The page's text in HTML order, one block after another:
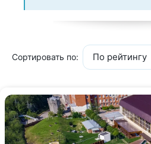
Сортировать по: По рейтингу